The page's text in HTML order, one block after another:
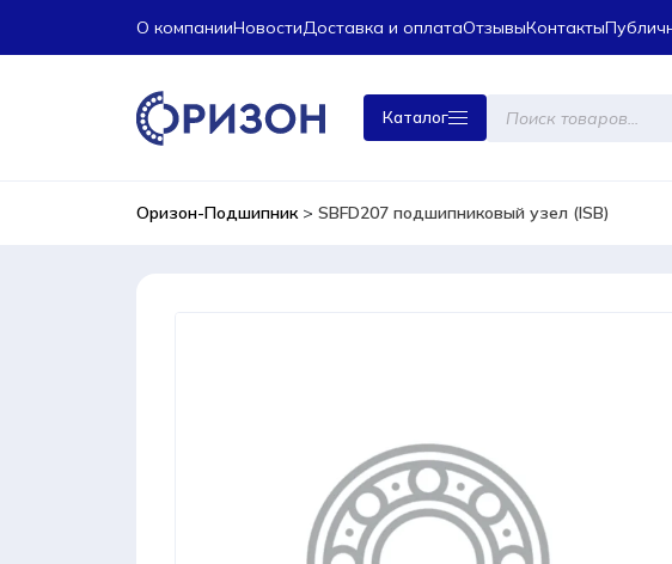
О компанииНовостиДоставка и оплатаОтзывыКонтакты
Каталог
Поиск
товаров
Оризон-Подшипник> SBFD207 подшипниковый узел (ISB)